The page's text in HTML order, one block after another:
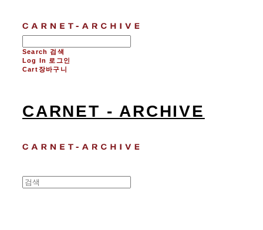
Search 검색
Log In
로그인
Cart장바구니
CARNET - ARCHIVE